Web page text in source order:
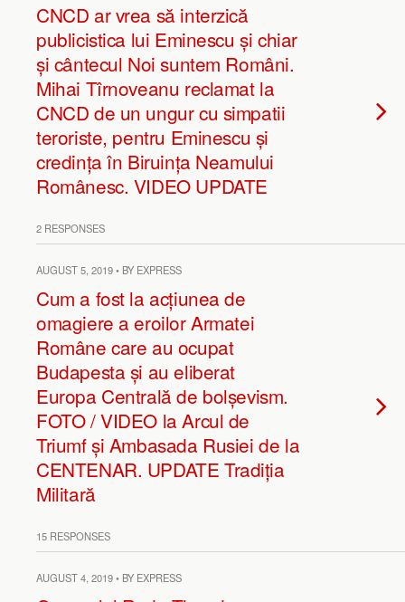
CNCD ar vrea să interzică
publicistica lui Eminescu și chiar
și cântecul Noi suntem Români.
Mihai Tîrnoveanu reclamat la
CNCD de un ungur cu simpatii
teroriste, pentru Eminescu și
credința în Biruința Neamului
Românesc. VIDEO UPDATE
2 RESPONSES
AUGUST 5, 2019 • BY EXPRESS
Cum a fost la acțiunea de
omagiere a eroilor Armatei
Române care au ocupat
Budapesta și au eliberat
Europa Centrală de bolșevism.
FOTO / VIDEO la Arcul de
Triumf și Ambasada Rusiei de la
CENTENAR. UPDATE Tradiția
Militară
15 RESPONSES
AUGUST 4, 2019 • BY EXPRESS